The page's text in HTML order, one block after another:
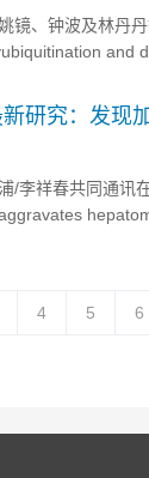
镜、钟波及林丹
and
新研究：发
/李祥春共同通讯
4 5 6